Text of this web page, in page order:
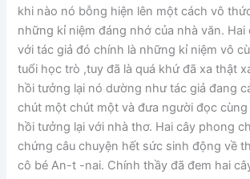
khi nào nó bỗng hiện lên một cách vô
những kỉ niệm đáng nhớ của nhà văn.
với tác giả đó chính là những kỉ niệm vô
tuổi học trò ,tuy đã là quá khứ đã xa thật
hồi tưởng lại nó dường như tác giả đang
chút một chút một và đưa người đọc
hồi tưởng lại với nhà thơ. Hai cây phong
chứng câu chuyện hết sức sinh động về
cô bé An-t -nai. Chính thầy đã đem hai